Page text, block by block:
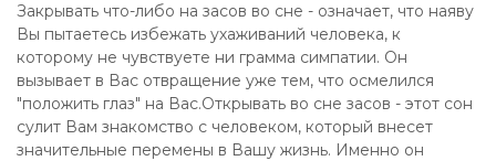
Закрывать что-либо на засов во сне - означает, что наяву
Вы пытаетесь избежать ухаживаний человека, к
которому не чувствуете ни грамма симпатии. Он
вызывает в Вас отвращение уже тем, что осмелился
"положить глаз" на Вас.Открывать во сне засов - этот сон
сулит Вам знакомство с человеком, который внесет
значительные перемены в Вашу жизнь. Именно он